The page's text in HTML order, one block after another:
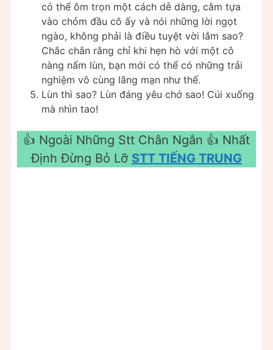
có thể ôm trọn một cách dễ dàng, cằm tựa
vào chỏm đầu cô ấy và nói những lời ngọt
ngào, không phải là điều tuyệt vời lắm sao?
Chắc chắn rằng chỉ khi hẹn hò với một cô
nàng nấm lùn, bạn mới có thể có những trải
nghiệm vô cùng lãng mạn như thế.
Lùn thì sao? Lùn đáng yêu chớ sao! Cúi xuống
mà nhìn tao!
👍 Ngoài Những Stt Chân Ngắn ️👍 Nhất
Định Đừng Bỏ Lỡ STT TIẾNG TRUNG